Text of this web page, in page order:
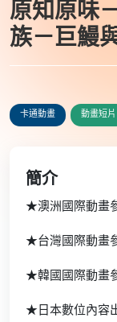
原知原味
族－巨鰻
卡通動畫 動畫短片
簡介
★澳洲國際動畫
★台灣國際動畫
★韓國國際動畫
★日本數位內容